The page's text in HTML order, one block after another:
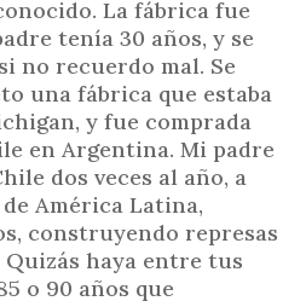
La fábrica fue
tenía 30 años, y se
no recuerdo mal. Se
una fábrica que estaba
y fue comprada
en Argentina. Mi padre
dos veces al año, a
América Latina,
construyendo represas
haya entre tus
o 90 años que